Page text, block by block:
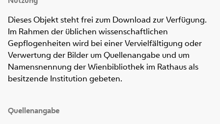
Dieses Objekt steht frei zum Download zur Verfügung.
Im Rahmen der üblichen wissenschaftlichen
Gepflogenheiten wird bei einer Vervielfältigung oder
Verwertung der Bilder um Quellenangabe und um
Namensnennung der Wienbibliothek im Rathaus als
besitzende Institution gebeten.
Quellenangabe